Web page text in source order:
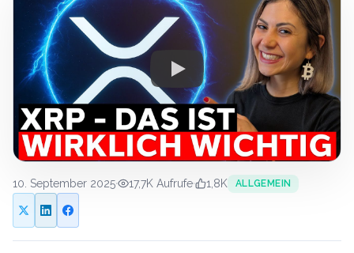
10. September 2025· 17,7K Aufrufe· 1,8K ALLGEMEIN